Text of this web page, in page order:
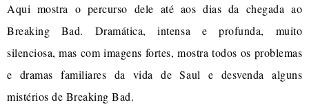
Aqui mostra o percurso dele até aos dias da chegada ao
Breaking Bad. Dramática, intensa e profunda, muito
silenciosa, mas com imagens fortes, mostra todos os problemas
e dramas familiares da vida de Saul e desvenda alguns
mistérios de Breaking Bad.